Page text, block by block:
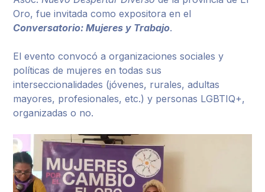
Oro, fue invitada como expositora en el
Conversatorio: Mujeres y Trabajo.
El evento convocó a organizaciones sociales y
políticas de mujeres en todas sus
interseccionalidades (jóvenes, rurales, adultas
mayores, profesionales, etc.) y personas LGBTIQ+,
organizadas o no.